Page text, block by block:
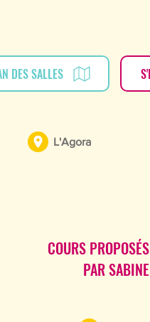
DES SALLES
L'Agora
COURS PROPOSÉS
PAR SABINE